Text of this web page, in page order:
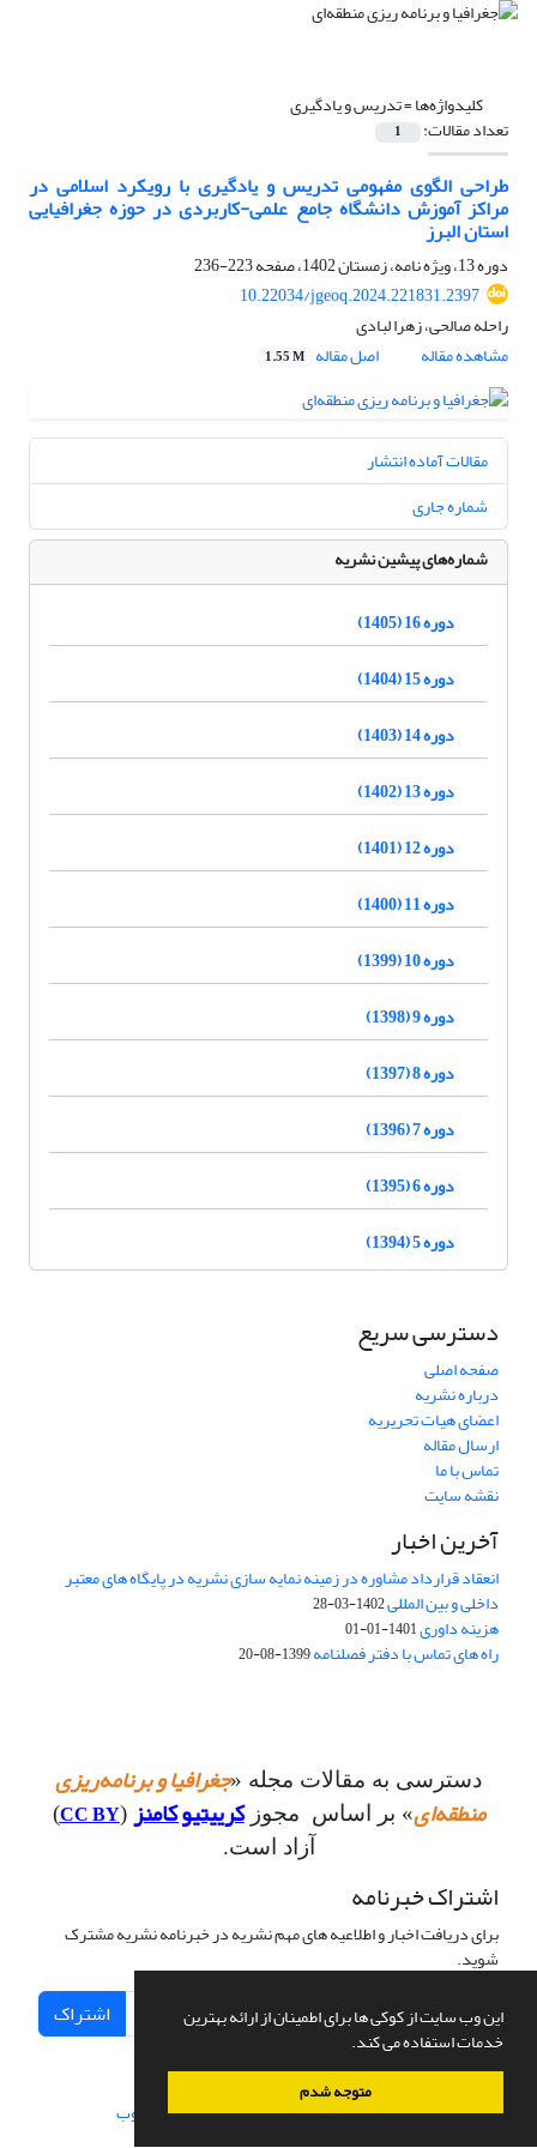
این وب سایت از کوکی ها برای اطمینان از ارائه بهترین
خدمات استفاده می کند.
متوجه شدم
کلیدواژه‌ها =تدریس و یادگیری
تعداد مقالات: 1
طراحی الگوی مفهومی تدریس و یادگیری با رویکرد اسلامی در
مراکز آموزش دانشگاه جامع علمی-کاربردی در حوزه جغرافیایی
استان البرز
دوره 13، ویژه نامه، زمستان 1402، صفحه
223-236
10.22034/jgeoq.2024.221831.2397
راحله صالحی، زهرا لبادی
مشاهده مقاله
اصل مقاله 1.55 M
مقالات آماده انتشار
شماره جاری
شماره‌های پیشین نشریه
دوره 16 (1405)
دوره 15 (1404)
دوره 14 (1403)
دوره 13 (1402)
دوره 12 (1401)
دوره 11 (1400)
دوره 10 (1399)
دوره 9 (1398)
دوره 8 (1397)
دوره 7 (1396)
دوره 6 (1395)
دوره 5 (1394)
دسترسی سریع
صفحه اصلی
درباره نشریه
اعضای هیات تحریریه
ارسال مقاله
تماس با ما
نقشه سایت
آخرین اخبار
انعقاد قرارداد مشاوره در زمینه نمایه سازی نشریه در پایگاه های معتبر
داخلی و بین المللی1402-03-28
هزینه داوری1401-01-01
راه های تماس با دفتر فصلنامه1399-08-20
دسترسی به مقالات مجله «جغرافیا و برنامه‌ریزی
منطقه‌ای» بر اساس مجوزکرییتیو کامنز (
CC BY
)
آزاد است.
اشتراک خبرنامه
برای دریافت اخبار و اطلاعیه های مهم نشریه در خبرنامه نشریه مشترک
شوید.
اشتراک
سامانه مدیریت نشریات علمی.طراحی و پیاده سازی از سیناوب